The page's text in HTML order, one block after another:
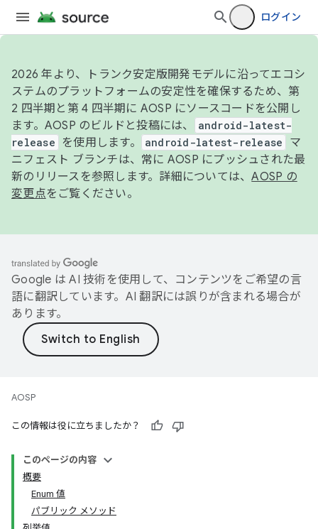
ログイン
2026 年より、トランク安定版開発モデルに沿ってエコシ
ステムのプラットフォームの安定性を確保するため、第
2 四半期と第 4 四半期に AOSP にソースコードを公開し
ます。AOSP のビルドと投稿には、
android-latest-
release
を使用します。 android-latest-release
マ
ニフェスト ブランチは、常に AOSP にプッシュされた最
新のリリースを参照します。詳細については、AOSP の
変更点をご覧ください。
Google は AI 技術を使用して、コンテンツをご希望の言
語に翻訳しています。AI 翻訳には誤りが含まれる場合が
あります。
AOSP
この情報は役に立ちましたか？
このページの内容
概要
Enum 値
パブリック メソッド